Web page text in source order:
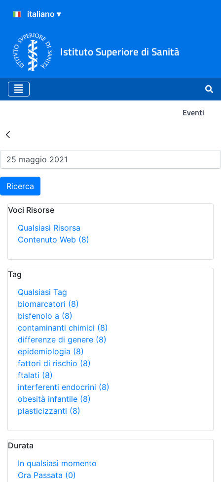
Istituto Superiore di Sanità
Eventi
Risultati della Ricerca -
Ricerca
Voci Risorse
Qualsiasi Risorsa
Contenuto Web (8)
Tag
Qualsiasi Tag
biomarcatori (8)
bisfenolo a (8)
contaminanti chimici (8)
differenze di genere (8)
epidemiologia (8)
fattori di rischio (8)
ftalati (8)
interferenti endocrini (8)
obesità infantile (8)
plasticizzanti (8)
Durata
In qualsiasi momento
Ora Passata (0)